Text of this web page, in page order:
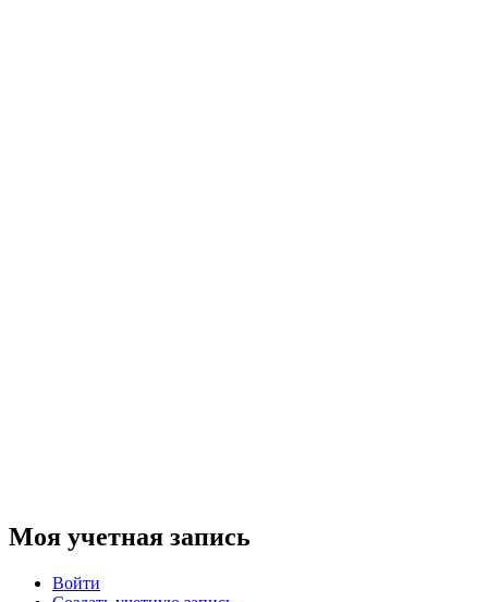
Моя учетная запись
Войти